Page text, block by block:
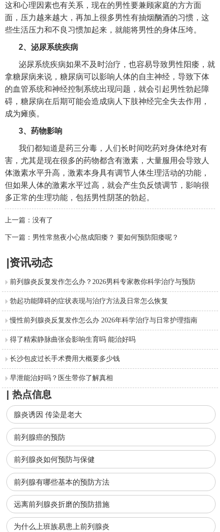
这和心理因素也有关系，现在的男性要兼顾家庭的方方面
面，压力越来越大，再加上很多男性有抽烟酗酒的习惯，这
些生活压力和不良习惯加起来，就能将男性的身体压垮。
2、泌尿系统疾病
泌尿系统疾病如果不及时治疗，也容易导致男性阳痿，就
拿糖尿病来说，糖尿病可以影响人体的自主神经，导致下体
的血管系统和神经控制系统出现问题，就会引起男性勃起障
碍，糖尿病在后期可能会造成病人下肢神经完全失去作用，
成为瘫痪。
3、药物影响
我们都知道是药三分毒，人们长时间吃药对身体绝对有
害，尤其是现在很多的药物都含有激素，大量服用会导致人
体激素水平升高，激素本身具有调节人体生理活动的功能，
但如果人体的激素水平过高，就会产生负反馈调节，影响很
多正常的生理功能，包括男性阴茎的勃起。
上一篇：没有了
下一篇： 男性常熬夜小心熬成阳痿？ 要如何预防阳痿呢？
|资讯动态
前列腺炎反复发作怎么办？2026男科专家教你科学治疗与预防
勃起功能障碍的症状表现与治疗方法及日常怎么恢复
慢性前列腺炎反复发作怎么办 2026年科学治疗与日常护理指南
得了精索静脉曲张会影响生育吗 能治好吗
长沙包皮过长手术费用大概要多少钱
早泄能治好吗？医生带你了解真相
| 热点信息
腺炎诱因 传染是老大
前列腺癌的预防
前列腺炎如何预防与保健
前列腺有哪些基本的预防方法
远离前列腺炎折磨的预防措施
为什么上班族易患上前列腺炎